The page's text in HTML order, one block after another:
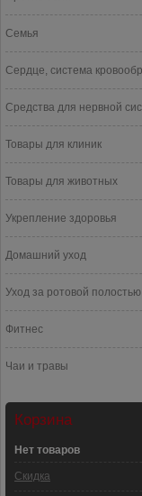
Семья
Сердце, система
Средства для нервной
Товары для клиник
Товары для животных
Укрепление здоровья
Домашний уход
Уход за ротовой
Фитнес
Чаи и травы
Корзина
Нет товаров
Скидка